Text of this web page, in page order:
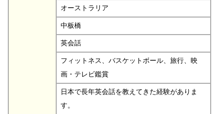
オーストラリア
中板橋
英会話
フィットネス、バスケットボール、旅行、映
画・テレビ鑑賞
日本で長年英会話を教えてきた経験がありま
す。